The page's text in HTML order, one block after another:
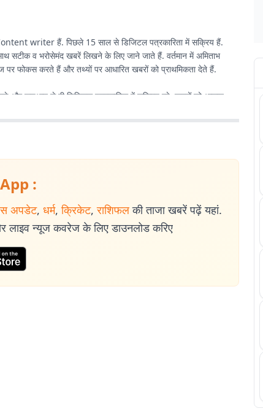
writer हैं. पिछले 15 साल से डिजिटल पत्रकारिता में सक्रिय हैं.
सटीक व भरोसेमंद खबरें लिखने के लिए जाने जाते हैं. वर्तमान में अमिताभ
फोकस करते हैं और तथ्यों पर आधारित खबरों को प्राथमिकता देते हैं.
और शुरुआत से ही डिजिटल पत्रकारिता में सक्रिय रहे. खबरों को आसान,
खासियत है. डिजिटल के साथ-साथ प्रिंट के लिए भी कई अहम रिपोर्ट कीं.
ग्रामीण रिपोर्टिंग करियर का यादगार अनुभव है.
करने का अनुभव मिला. 2014, 2019 और 2024 के लोकसभा चुनाव के
और 2024) की भी ग्राउंड रिपोर्टिंग की है. चुनावी माहौल, जनता के मुद्दे
की खास पहचान रही है. 📩 संपर्क :
:
अपडेट, धर्म, क्रिकेट, राशिफल की ताजा खबरें पढ़ें यहां.
लाइव न्यूज कवरेज के लिए डाउनलोड करिए